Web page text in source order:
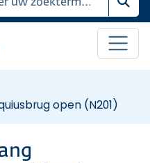
open (N201)